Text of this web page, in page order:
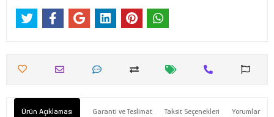
Ürün Açıklaması Garanti ve Teslimat Taksit Seçenekleri Yorumlar